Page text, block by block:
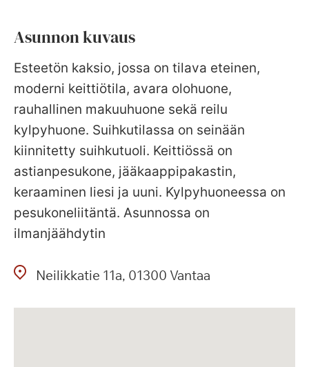
Asunnon kuvaus
Esteetön kaksio, jossa on tilava eteinen,
moderni keittiötila, avara olohuone,
rauhallinen makuuhuone sekä reilu
kylpyhuone. Suihkutilassa on seinään
kiinnitetty suihkutuoli. Keittiössä on
astianpesukone, jääkaappipakastin,
keraaminen liesi ja uuni. Kylpyhuoneessa on
pesukoneliitäntä. Asunnossa on
ilmanjäähdytin
Neilikkatie 11a 01300 Vantaa